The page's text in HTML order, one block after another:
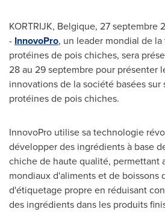
KORTRIJK, Belgique, 27 septembre
- InnovoPro, un leader mondial de
protéines de pois chiches, sera
28 au 29 septembre pour présenter
innovations de la société basées
protéines de pois chiches.
InnovoPro utilise sa technologie
développer des ingrédients à base
chiche de haute qualité, permettant
mondiaux d'aliments et de boissons
d'étiquetage propre en réduisant
des ingrédients dans les produits